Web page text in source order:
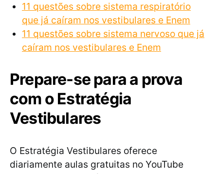
11 questões sobre sistema respiratório
que já caíram nos vestibulares e Enem
11 questões sobre sistema nervoso que já
caíram nos vestibulares e Enem
Prepare-se para a prova
com o Estratégia
Vestibulares
O Estratégia Vestibulares oferece
diariamente aulas gratuitas no YouTube